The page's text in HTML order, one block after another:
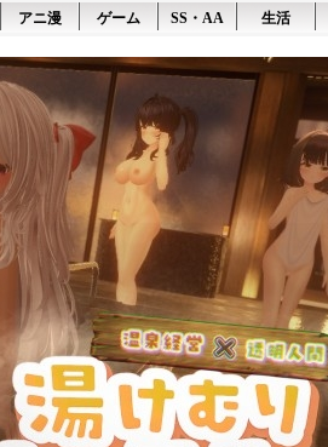
アニ漫 ゲーム SS・AA 生活